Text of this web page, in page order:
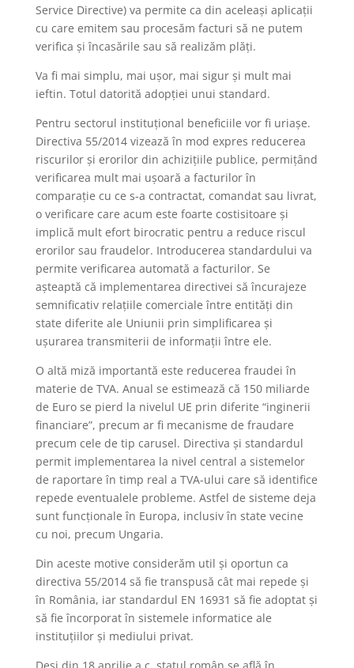
Service Directive) va permite ca din aceleași aplicații
cu care emitem sau procesăm facturi să ne putem
verifica și încasările sau să realizăm plăți.
Va fi mai simplu, mai ușor, mai sigur și mult mai
ieftin. Totul datorită adopției unui standard.
Pentru sectorul instituțional beneficiile vor fi uriașe.
Directiva 55/2014 vizează în mod expres reducerea
riscurilor și erorilor din achizițiile publice, permițând
verificarea mult mai ușoară a facturilor în
comparație cu ce s-a contractat, comandat sau livrat,
o verificare care acum este foarte costisitoare și
implică mult efort birocratic pentru a reduce riscul
erorilor sau fraudelor. Introducerea standardului va
permite verificarea automată a facturilor. Se
așteaptă că implementarea directivei să încurajeze
semnificativ relațiile comerciale între entități din
state diferite ale Uniunii prin simplificarea și
ușurarea transmiterii de informații între ele.
O altă miză importantă este reducerea fraudei în
materie de TVA. Anual se estimează că 150 miliarde
de Euro se pierd la nivelul UE prin diferite “inginerii
financiare”, precum ar fi mecanisme de fraudare
precum cele de tip carusel. Directiva și standardul
permit implementarea la nivel central a sistemelor
de raportare în timp real a TVA-ului care să identifice
repede eventualele probleme. Astfel de sisteme deja
sunt funcționale în Europa, inclusiv în state vecine
cu noi, precum Ungaria.
Din aceste motive considerăm util și oportun ca
directiva 55/2014 să fie transpusă cât mai repede și
în România, iar standardul EN 16931 să fie adoptat și
să fie încorporat în sistemele informatice ale
instituțiilor și mediului privat.